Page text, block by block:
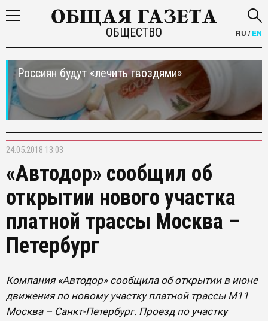
ОБЩЕСТВО RU /EN
Россиян будут «лечить гвоздями»
24.05.2018 13:03
«Автодор» сообщил об
открытии нового участка
платной трассы Москва –
Петербург
Компания «Автодор» сообщила об открытии в июне
движения по новому участку платной трассы М11
Москва – Санкт-Петербург. Проезд по участку